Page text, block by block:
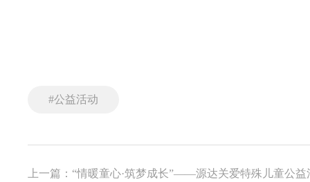
#公益活动
上一篇：“情暖童心·筑梦成长”——源达关爱特殊儿童公益